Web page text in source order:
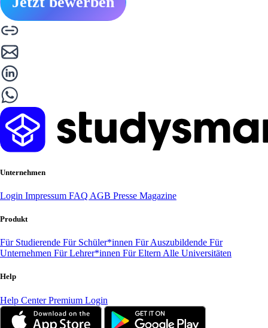
Unternehmen
Login Impressum FAQ AGB Presse Magazine
Produkt
Für Studierende Für Schüler*innen Für Auszubildende Für
Unternehmen Für Lehrer*innen Für Eltern Alle Universitäten
Help
Help CenterPremium Login